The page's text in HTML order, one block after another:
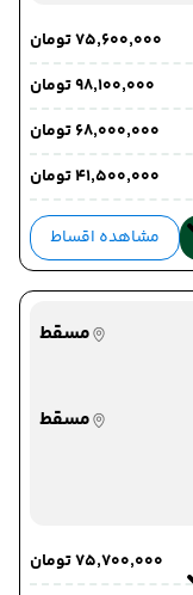
۷۵٬۶۰۰٬۰۰۰ تومان
۹۸٬۱۰۰٬۰۰۰ تومان
۶۸٬۰۰۰٬۰۰۰ تومان
۴۱٬۵۰۰٬۰۰۰ تومان
مشاهده اقساط
مسقط
مسقط
۷۵٬۷۰۰٬۰۰۰ تومان